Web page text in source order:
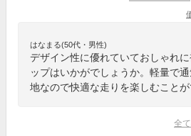
はなまる(50代・男性)
デザイン性に優れていておしゃれ
ップはいかがでしょうか。軽量で
地なので快適な走りを楽しむことが
全